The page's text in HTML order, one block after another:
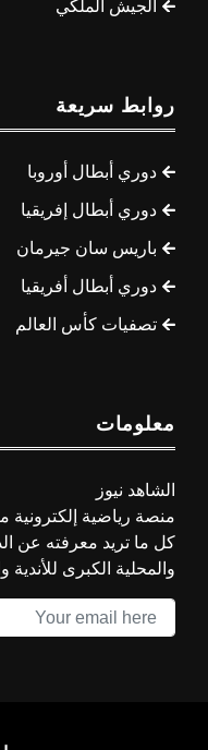
الجيش الملكي
روابط سريعة
دوري أبطال أوروبا
دوري أبطال إفريقيا
باريس سان جيرمان
دوري أبطال أفريقيا
تصفيات كأس العالم
معلومات
الشاهد نيوز
منصة رياضية إلكترونية
كل ما تريد معرفته عن
والمحلية الكبرى للأندية